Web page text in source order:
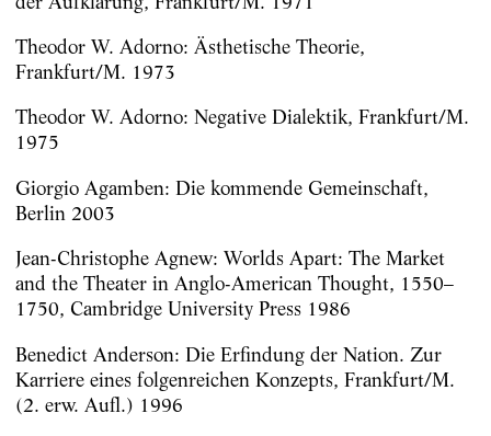
Theodor W. Adorno: Ästhetische Theorie,
Frankfurt/M. 1973
Theodor W. Adorno: Negative Dialektik, Frankfurt/M.
1975
Giorgio Agamben: Die kommende Gemeinschaft,
Berlin 2003
Jean-Christophe Agnew: Worlds Apart: The Market
and the Theater in Anglo-American Thought, 1550–
1750, Cambridge University Press 1986
Benedict Anderson: Die Erfindung der Nation. Zur
Karriere eines folgenreichen Konzepts, Frankfurt/M.
(2. erw. Aufl.) 1996